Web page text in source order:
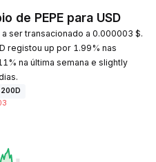
de PEPE para USD
a ser transacionado a 0.000003 $.
registou up por 1.99% nas
na última semana e slightly
200D